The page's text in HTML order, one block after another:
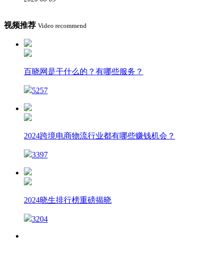
视频推荐 Video recommend
百晓网是干什么的？有哪些服务？
5257
2024跨境电商物流行业都有哪些赚钱机会？
3397
2024晓生排行榜重磅揭晓
3204